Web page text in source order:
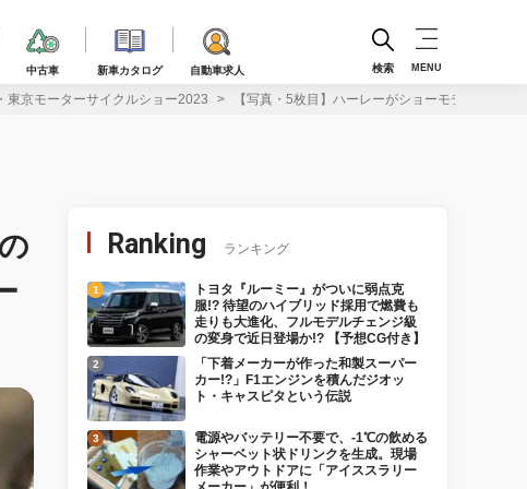
中古車 新車カタログ 自動車求人 検索 MENU
京モーターサイクルショー2023 【写真・5枚目】ハーレーがショーモデルをそ
Ranking ランキング
トヨタ『ルーミー』がついに弱点克
服!? 待望のハイブリッド採用で燃費も
走りも大進化、フルモデルチェンジ級
の変身で近日登場か!? 【予想CG付き】
「下着メーカーが作った和製スーパー
カー!?」F1エンジンを積んだジオッ
ト・キャスピタという伝説
電源やバッテリー不要で、-1℃の飲める
シャーベット状ドリンクを生成。現場
作業やアウトドアに「アイススラリー